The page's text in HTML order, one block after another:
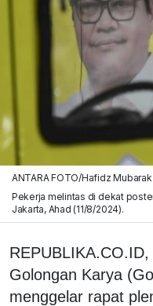
ANTARA FOTO/Hafidz Mubarak
Pekerja melintas di dekat
Jakarta, Ahad (11/8/2024).
Golongan Karya
menggelar rapat